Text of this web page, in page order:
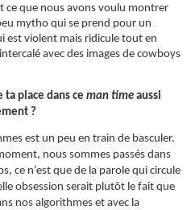
ce que nous avons voulu montrer
mytho qui se prend pour un
est violent mais ridicule tout en
avec des images de cowboys
place dans ce man time aussi
?
est un peu en train de basculer.
nous sommes passés dans
ce n’est que de la parole qui circule
obsession serait plutôt le fait que
nos algorithmes et avec la